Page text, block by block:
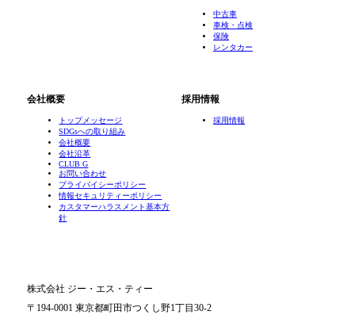
中古車
車検・点検
保険
レンタカー
会社概要
トップメッセージ
SDGsへの取り組み
会社概要
会社沿革
CLUB G
お問い合わせ
プライバイシーポリシー
情報セキュリティーポリシー
カスタマーハラスメント基本方
針
採用情報
採用情報
株式会社 ジー・エス・ティー
〒194-0001 東京都町田市つくし野1丁目30-2